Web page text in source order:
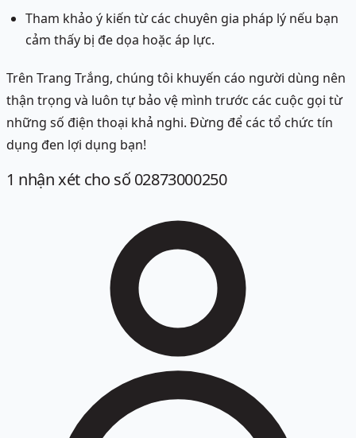
Tham khảo ý kiến từ các chuyên gia pháp lý nếu bạn
cảm thấy bị đe dọa hoặc áp lực.
Trên Trang Trắng, chúng tôi khuyến cáo người dùng nên
thận trọng và luôn tự bảo vệ mình trước các cuộc gọi từ
những số điện thoại khả nghi. Đừng để các tổ chức tín
dụng đen lợi dụng bạn!
1 nhận xét cho số 02873000250